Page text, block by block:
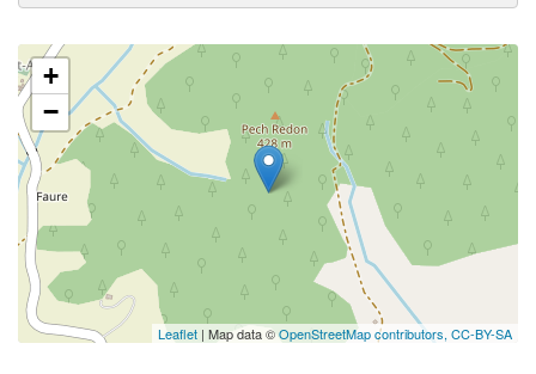
+
−
Leaflet | Map data ©OpenStreetMap contributors, CC-BY-SA